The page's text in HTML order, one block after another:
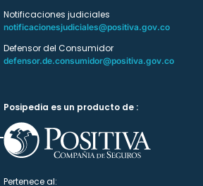
Notificaciones judiciales
notificacionesjudiciales@positiva.gov.co
Defensor del Consumidor
defensor.de.consumidor@positiva.gov.co
Posipedia es un producto de :
Pertenece al: